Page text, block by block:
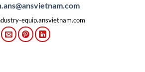
equip.ansvietnam.com